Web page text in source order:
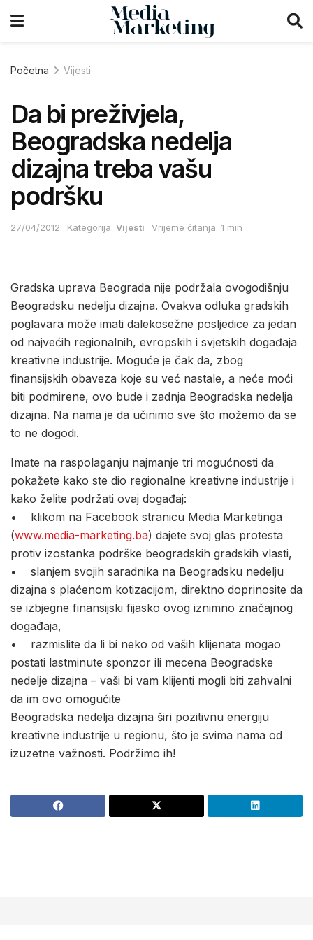
Početna Vijesti
Da bi preživjela,
Beogradska nedelja
dizajna treba vašu
podršku
27/04/2012 Kategorija: Vijesti Vrijeme čitanja: 1 min
Gradska uprava Beograda nije podržala ovogodišnju
Beogradsku nedelju dizajna. Ovakva odluka gradskih
poglavara može imati dalekosežne posljedice za jedan
od najvećih regionalnih, evropskih i svjetskih događaja
kreativne industrije. Moguće je čak da, zbog
finansijskih obaveza koje su već nastale, a neće moći
biti podmirene, ovo bude i zadnja Beogradska nedelja
dizajna. Na nama je da učinimo sve što možemo da se
to ne dogodi.
Imate na raspolaganju najmanje tri mogućnosti da
pokažete kako ste dio regionalne kreativne industrije i
kako želite podržati ovaj događaj:
• klikom na Facebook stranicu Media Marketinga
(www.media-marketing.ba) dajete svoj glas protesta
protiv izostanka podrške beogradskih gradskih vlasti,
• slanjem svojih saradnika na Beogradsku nedelju
dizajna s plaćenom kotizacijom, direktno doprinosite da
se izbjegne finansijski fijasko ovog iznimno značajnog
događaja,
• razmislite da li bi neko od vaših klijenata mogao
postati lastminute sponzor ili mecena Beogradske
nedelje dizajna – vaši bi vam klijenti mogli biti zahvalni
da im ovo omogućite
Beogradska nedelja dizajna širi pozitivnu energiju
kreativne industrije u regionu, što je svima nama od
izuzetne važnosti. Podržimo ih!